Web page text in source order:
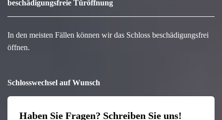
beschädigungsfreie Türöffnung
In den meisten Fällen können wir das Schloss beschädigungsfrei
öffnen.
Schlosswechsel auf Wunsch
Haben Sie Fragen? Schreiben Sie uns!